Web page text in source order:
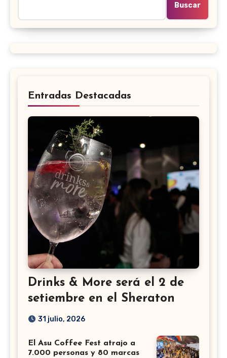
Buscar
Entradas Destacadas
Drinks & More será el 2 de
setiembre en el Sheraton
31 julio, 2026
El Asu Coffee Fest atrajo a
7.000 personas y 80 marcas